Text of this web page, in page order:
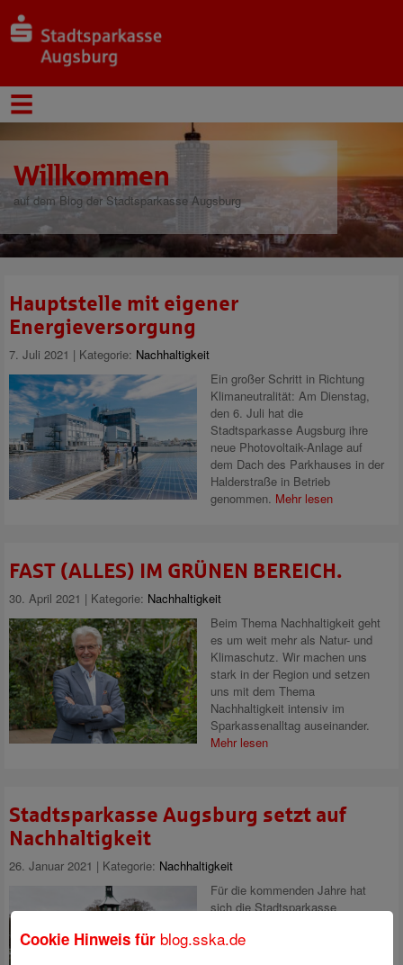
Willkommen
auf dem Blog der Stadtsparkasse Augsburg
Hauptstelle mit eigener
Energieversorgung
7. Juli 2021 | Kategorie: Nachhaltigkeit
Ein großer Schritt in Richtung
Klimaneutralität: Am Dienstag,
den 6. Juli hat die
Stadtsparkasse Augsburg ihre
neue Photovoltaik-Anlage auf
dem Dach des Parkhauses in der
Halderstraße in Betrieb
genommen. Mehr lesen
FAST (ALLES) IM GRÜNEN BEREICH.
30. April 2021 | Kategorie: Nachhaltigkeit
Beim Thema Nachhaltigkeit geht
es um weit mehr als Natur- und
Klimaschutz. Wir machen uns
stark in der Region und setzen
uns mit dem Thema
Nachhaltigkeit intensiv im
Sparkassenalltag auseinander.
Mehr lesen
Stadtsparkasse Augsburg setzt auf
Nachhaltigkeit
26. Januar 2021 | Kategorie: Nachhaltigkeit
Für die kommenden Jahre hat
sich die Stadtsparkasse
Weiterentwicklung hin zu noch
Cookie Hinweis für blog.sska.de